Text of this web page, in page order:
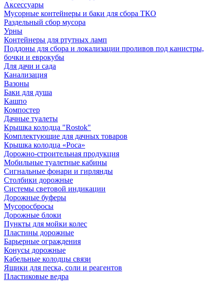
Аксессуары
Мусорные контейнеры и баки для сбора ТКО
Раздельный сбор мусора
Урны
Контейнеры для ртутных ламп
Поддоны для сбора и локализации проливов под канистры,
бочки и еврокубы
Для дачи и сада
Канализация
Вазоны
Баки для душа
Кашпо
Компостер
Дачные туалеты
Крышка колодца "Rostok"
Комплектующие для дачных товаров
Крышка колодца «Роса»
Дорожно-строительная продукция
Мобильные туалетные кабины
Сигнальные фонари и гирлянды
Столбики дорожные
Системы световой индикации
Дорожные буферы
Мусоросбросы
Дорожные блоки
Пункты для мойки колес
Пластины дорожные
Барьерные ограждения
Конусы дорожные
Кабельные колодцы связи
Ящики для песка, соли и реагентов
Пластиковые ведра